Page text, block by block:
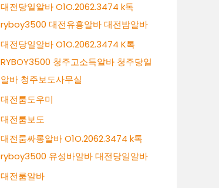
대전당일알바 O1O.2062.3474 k톡
ryboy3500 대전유흥알바 대전밤알바
대전당일알바 O1O.2062.3474 K톡
RYBOY3500 청주고소득알바 청주당일
알바 청주보도사무실
대전룸도우미
대전룸보도
대전룸싸롱알바 O1O.2062.3474 k톡
ryboy3500 유성바알바 대전당일알바
대전룸알바